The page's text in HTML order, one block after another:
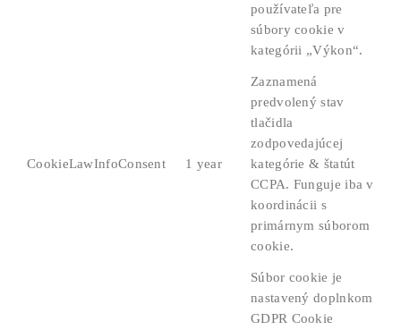
používateľa pre
súbory cookie v
kategórii „Výkon“.
CookieLawInfoConsent 1 year
Zaznamená
predvolený stav
tlačidla
zodpovedajúcej
kategórie & štatút
CCPA. Funguje iba v
koordinácii s
primárnym súborom
cookie.
Súbor cookie je
nastavený doplnkom
GDPR Cookie